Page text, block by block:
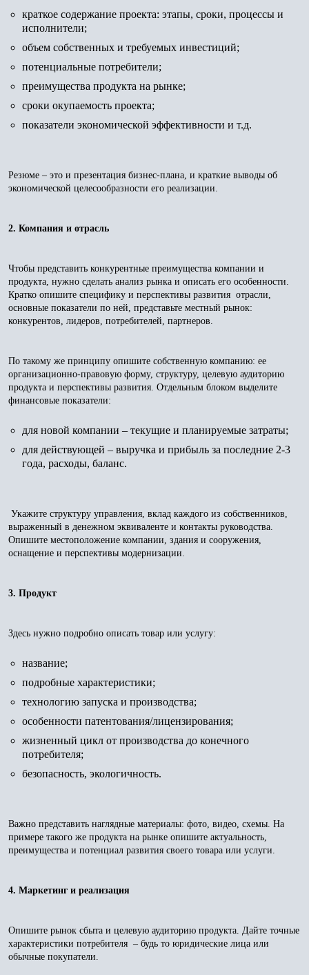
краткое содержание проекта: этапы, сроки, процессы и
исполнители;
объем собственных и требуемых инвестиций;
потенциальные потребители;
преимущества продукта на рынке;
сроки окупаемость проекта;
показатели экономической эффективности и т.д.
Резюме – это и презентация бизнес-плана, и краткие выводы об
экономической целесообразности его реализации.
2. Компания и отрасль
Чтобы представить конкурентные преимущества компании и
продукта, нужно сделать анализ рынка и описать его особенности.
Кратко опишите специфику и перспективы развития отрасли,
основные показатели по ней, представьте местный рынок:
конкурентов, лидеров, потребителей, партнеров.
По такому же принципу опишите собственную компанию: ее
организационно-правовую форму, структуру, целевую аудиторию
продукта и перспективы развития. Отдельным блоком выделите
финансовые показатели:
для новой компании – текущие и планируемые затраты;
для действующей – выручка и прибыль за последние 2-3
года, расходы, баланс.
Укажите структуру управления, вклад каждого из собственников,
выраженный в денежном эквиваленте и контакты руководства.
Опишите местоположение компании, здания и сооружения,
оснащение и перспективы модернизации.
3. Продукт
Здесь нужно подробно описать товар или услугу:
название;
подробные характеристики;
технологию запуска и производства;
особенности патентования/лицензирования;
жизненный цикл от производства до конечного
потребителя;
безопасность, экологичность.
Важно представить наглядные материалы: фото, видео, схемы. На
примере такого же продукта на рынке опишите актуальность,
преимущества и потенциал развития своего товара или услуги.
4. Маркетинг и реализация
Опишите рынок сбыта и целевую аудиторию продукта. Дайте точные
характеристики потребителя – будь то юридические лица или
обычные покупатели.